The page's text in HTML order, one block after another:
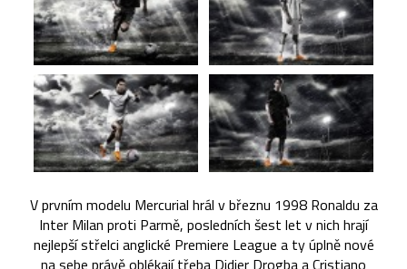
V prvním modelu Mercurial hrál v březnu 1998 Ronaldu za
Inter Milan proti Parmě, posledních šest let v nich hrají
nejlepší střelci anglické Premiere League a ty úplně nové
na sebe právě oblékají třeba Didier Drogba a Cristiano